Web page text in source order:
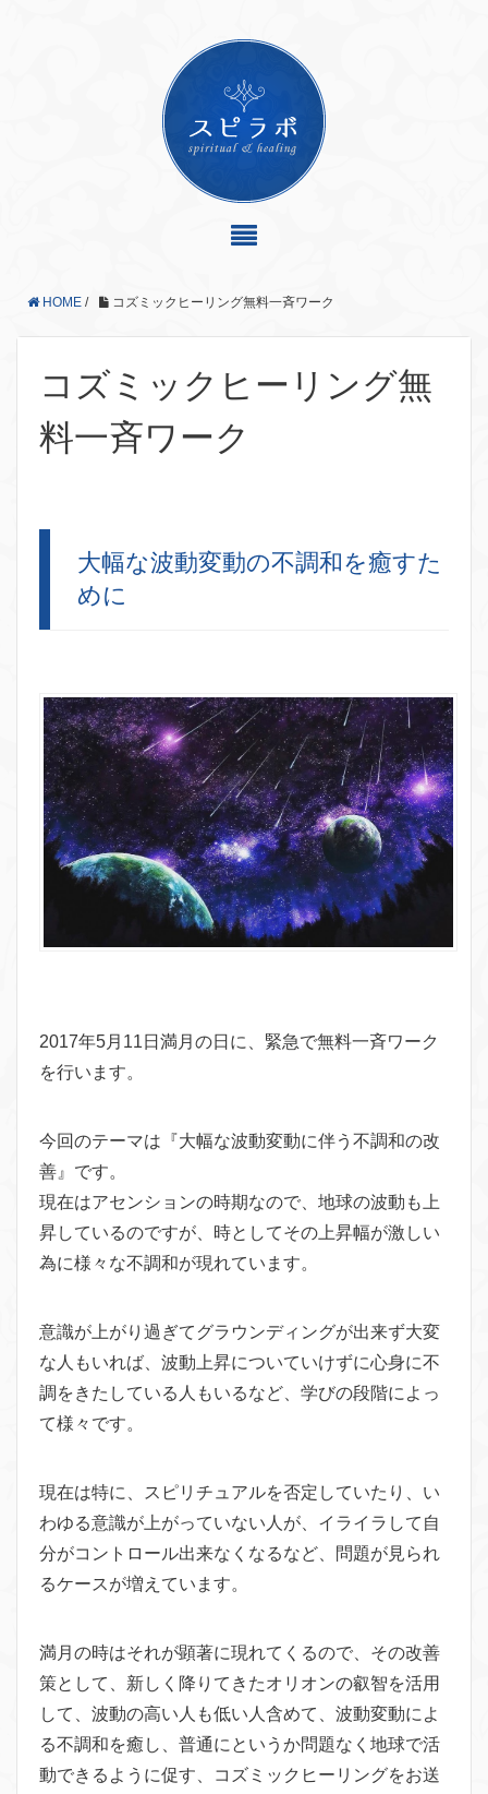
HOME / コズミックヒーリング無料一斉ワーク
コズミックヒーリング無
料一斉ワーク
大幅な波動変動の不調和を癒すた
めに
2017年5月11日満月の日に、緊急で無料一斉ワーク
を行います。
今回のテーマは『大幅な波動変動に伴う不調和の改
善』です。
現在はアセンションの時期なので、地球の波動も上
昇しているのですが、時としてその上昇幅が激しい
為に様々な不調和が現れています。
意識が上がり過ぎてグラウンディングが出来ず大変
な人もいれば、波動上昇についていけずに心身に不
調をきたしている人もいるなど、学びの段階によっ
て様々です。
現在は特に、スピリチュアルを否定していたり、い
わゆる意識が上がっていない人が、イライラして自
分がコントロール出来なくなるなど、問題が見られ
るケースが増えています。
満月の時はそれが顕著に現れてくるので、その改善
策として、新しく降りてきたオリオンの叡智を活用
して、波動の高い人も低い人含めて、波動変動によ
る不調和を癒し、普通にというか問題なく地球で活
動できるように促す、コズミックヒーリングをお送